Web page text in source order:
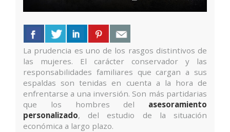
La prudencia es uno de los rasgos distintivos de
las mujeres. El carácter conservador y las
responsabilidades familiares que cargan a sus
espaldas son tenidas en cuenta a la hora de
enfrentarse a una inversión. Son más partidarias
que los hombres del asesoramiento
personalizado, del estudio de la situación
económica a largo plazo.